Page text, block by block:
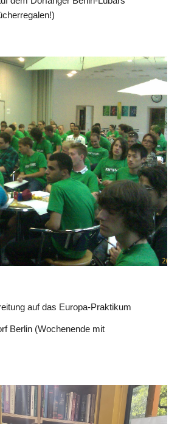
auf das Europa-Praktikum
Berlin (Wochenende mit